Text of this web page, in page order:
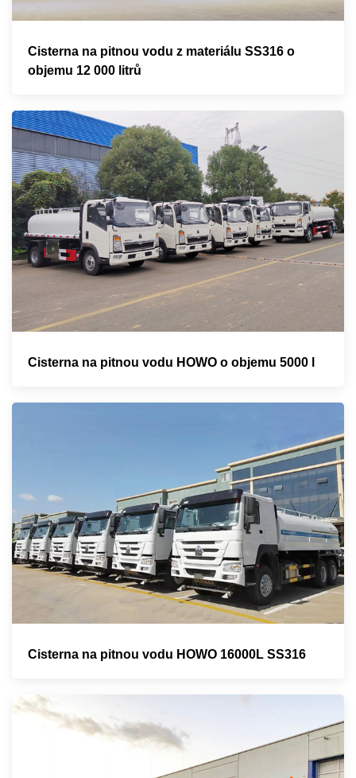
Cisterna na pitnou vodu z materiálu SS316 o
objemu 12 000 litrů
Cisterna na pitnou vodu HOWO o objemu 5000 l
Cisterna na pitnou vodu HOWO 16000L SS316